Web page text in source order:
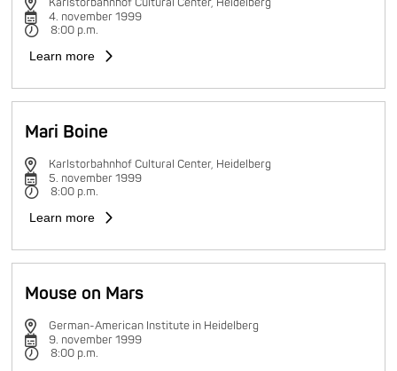
4. november 1999
8:00 p.m.
Learn more
Mari Boine
Karlstorbahnhof Cultural Center, Heidelberg
5. november 1999
8:00 p.m.
Learn more
Mouse on Mars
German-American Institute in Heidelberg
9. november 1999
8:00 p.m.